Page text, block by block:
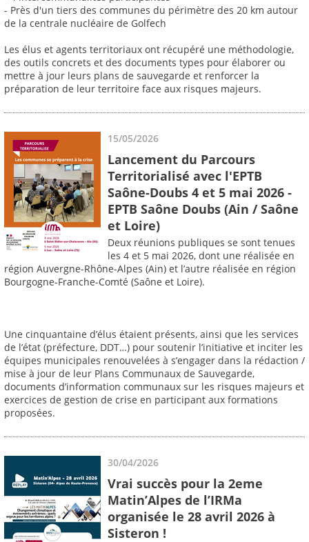
- Près d'un tiers des communes du périmètre des 20 km autour
de la centrale nucléaire de Golfech
Les élus et agents territoriaux ont récupéré une méthodologie,
des outils concrets et des documents types pour élaborer ou
mettre à jour leurs plans de sauvegarde et renforcer la
préparation de leur territoire face aux risques majeurs.
15/05/2026
Lancement du Parcours
Territorialisé avec l'EPTB
Saône-Doubs 4 et 5 mai 2026 -
EPTB Saône Doubs (Ain / Saône
et Loire)
Deux réunions publiques se sont tenues
les 4 et 5 mai 2026, dont une réalisée en
région Auvergne-Rhône-Alpes (Ain) et l’autre réalisée en région
Bourgogne-Franche-Comté (Saône et Loire).
Une cinquantaine d’élus étaient présents, ainsi que les services
de l’état (préfecture, DDT…) pour soutenir l’initiative et inciter les
équipes municipales renouvelées à s’engager dans la rédaction /
mise à jour de leur Plans Communaux de Sauvegarde,
documents d’information communaux sur les risques majeurs et
exercices de gestion de crise en participant aux formations
proposées.
30/04/2026
Vrai succès pour la 2eme
Matin’Alpes de l’IRMa
organisée le 28 avril 2026 à
Sisteron !